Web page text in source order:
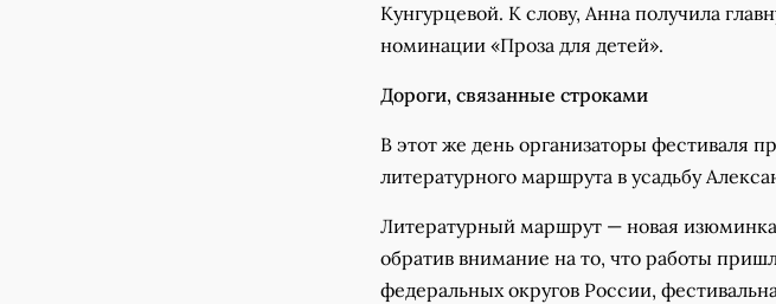
Кунгурцевой. К слову, Анна получила
номинации «Проза для детей».
Дороги, связанные строками
В этот же день организаторы фестиваля
литературного маршрута в усадьбу
Литературный маршрут — новая
обратив внимание на то, что работы
федеральных округов России,